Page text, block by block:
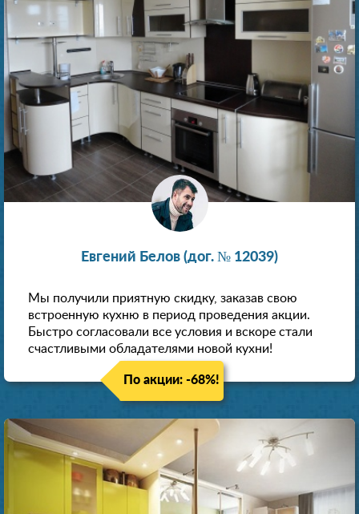
Евгений Белов (дог. № 12039)
Мы получили приятную скидку, заказав свою
встроенную кухню в период проведения акции.
Быстро согласовали все условия и вскоре стали
счастливыми обладателями новой кухни!
По акции: -68%!